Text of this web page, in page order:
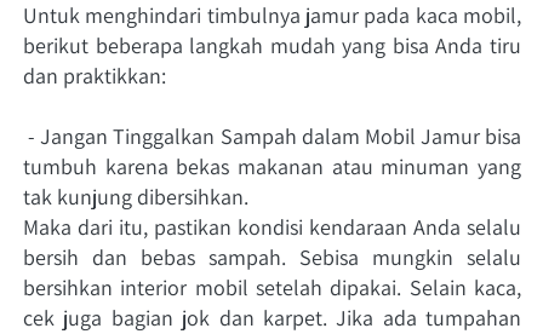
Untuk menghindari timbulnya jamur pada kaca mobil,
berikut beberapa langkah mudah yang bisa Anda tiru
dan praktikkan:
- Jangan Tinggalkan Sampah dalam Mobil Jamur bisa
tumbuh karena bekas makanan atau minuman yang
tak kunjung dibersihkan.
Maka dari itu, pastikan kondisi kendaraan Anda selalu
bersih dan bebas sampah. Sebisa mungkin selalu
bersihkan interior mobil setelah dipakai. Selain kaca,
cek juga bagian jok dan karpet. Jika ada tumpahan